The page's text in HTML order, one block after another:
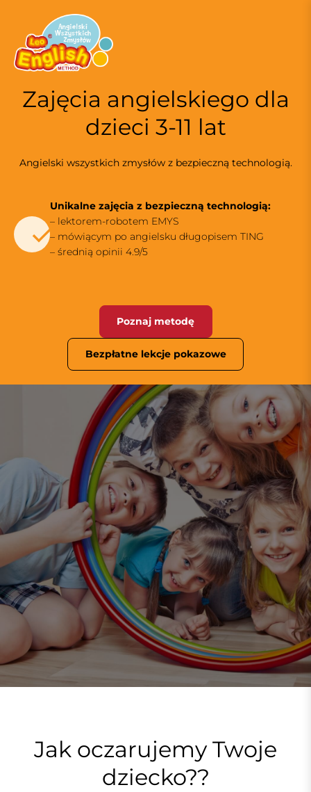
Zajęcia angielskiego dla
dzieci 3-11 lat
Angielski wszystkich zmysłów z bezpieczną technologią.
Unikalne zajęcia z bezpieczną technologią:
– lektorem-robotem EMYS
– mówiącym po angielsku długopisem TING
– średnią opinii 4.9/5
Poznaj metodę
Bezpłatne lekcje pokazowe
Jak oczarujemy Twoje
dziecko??